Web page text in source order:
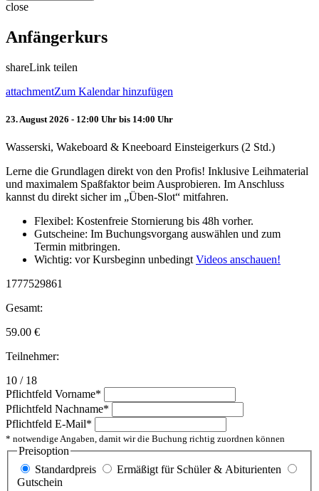
close
Anfängerkurs
shareLink teilen
attachmentZum Kalendar hinzufügen
23. August 2026 - 12:00 Uhr bis 14:00 Uhr
Wasserski, Wakeboard & Kneeboard Einsteigerkurs (2 Std.)
Lerne die Grundlagen direkt von den Profis! Inklusive Leihmaterial
und maximalem Spaßfaktor beim Ausprobieren. Im Anschluss
kannst du direkt sicher im „Üben-Slot“ mitfahren.
Flexibel: Kostenfreie Stornierung bis 48h vorher.
Gutscheine: Im Buchungsvorgang auswählen und zum
Termin mitbringen.
Wichtig: vor Kursbeginn unbedingt Videos anschauen!
1777529861
Gesamt:
59.00 €
Teilnehmer:
10 / 18
Pflichtfeld Vorname*
Pflichtfeld Nachname*
Pflichtfeld E-Mail*
* notwendige Angaben, damit wir die Buchung richtig zuordnen können
Preisoption
Standardpreis
Ermäßigt für Schüler & Abiturienten
Gutschein